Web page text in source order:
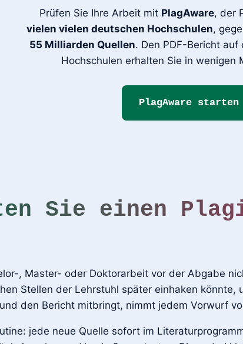
Prüfen Sie Ihre Arbeit mit PlagAware, der
vielen vielen deutschen Hochschulen,
55 Milliarden Quellen. Den PDF-Bericht
Hochschulen erhalten Sie in wenigen
PlagAware starten
Sie einen
, Master- oder Doktorarbeit vor der Abgabe
Stellen der Lehrstuhl später einhaken
den Bericht mitbringt, nimmt jedem Vorwurf
jede neue Quelle sofort im